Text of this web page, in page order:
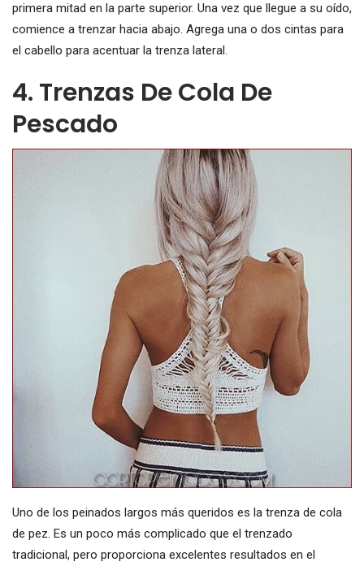
primera mitad en la parte superior. Una vez que llegue a su oído,
comience a trenzar hacia abajo. Agrega una o dos cintas para
el cabello para acentuar la trenza lateral.
4. Trenzas De Cola De
Pescado
Uno de los peinados largos más queridos es la trenza de cola
de pez. Es un poco más complicado que el trenzado
tradicional, pero proporciona excelentes resultados en el